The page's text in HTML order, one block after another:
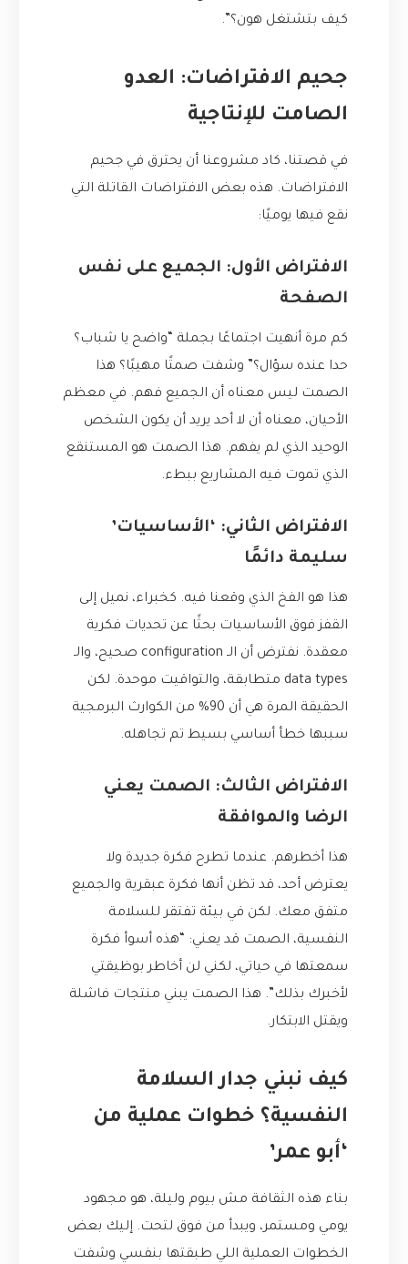
كيف بتشتغل هون؟”.
جحيم الافتراضات: العدو
الصامت للإنتاجية
في قصتنا، كاد مشروعنا أن يحترق في جحيم
الافتراضات. هذه بعض الافتراضات القاتلة التي
نقع فيها يوميًا:
الافتراض الأول: الجميع على نفس
الصفحة
كم مرة أنهيت اجتماعًا بجملة “واضح يا شباب؟
حدا عنده سؤال؟” وشفت صمتًا مهيبًا؟ هذا
الصمت ليس معناه أن الجميع فهم. في معظم
الأحيان، معناه أن لا أحد يريد أن يكون الشخص
الوحيد الذي لم يفهم. هذا الصمت هو المستنقع
الذي تموت فيه المشاريع ببطء.
الافتراض الثاني: ‘الأساسيات’
سليمة دائمًا
هذا هو الفخ الذي وقعنا فيه. كخبراء، نميل إلى
القفز فوق الأساسيات بحثًا عن تحديات فكرية
معقدة. نفترض أن الـ configuration صحيح، والـ
data types متطابقة، والتواقيت موحدة. لكن
الحقيقة المرة هي أن 90% من الكوارث البرمجية
سببها خطأ أساسي بسيط تم تجاهله.
الافتراض الثالث: الصمت يعني
الرضا والموافقة
هذا أخطرهم. عندما تطرح فكرة جديدة ولا
يعترض أحد، قد تظن أنها فكرة عبقرية والجميع
متفق معك. لكن في بيئة تفتقر للسلامة
النفسية، الصمت قد يعني: “هذه أسوأ فكرة
سمعتها في حياتي، لكني لن أخاطر بوظيقتي
لأخبرك بذلك”. هذا الصمت يبني منتجات فاشلة
ويقتل الابتكار.
كيف نبني جدار السلامة
النفسية؟ خطوات عملية من
‘أبو عمر’
بناء هذه الثقافة مش بيوم وليلة، هو مجهود
يومي ومستمر، ويبدأ من فوق لتحت. إليك بعض
الخطوات العملية اللي طبقتها بنفسي وشفت